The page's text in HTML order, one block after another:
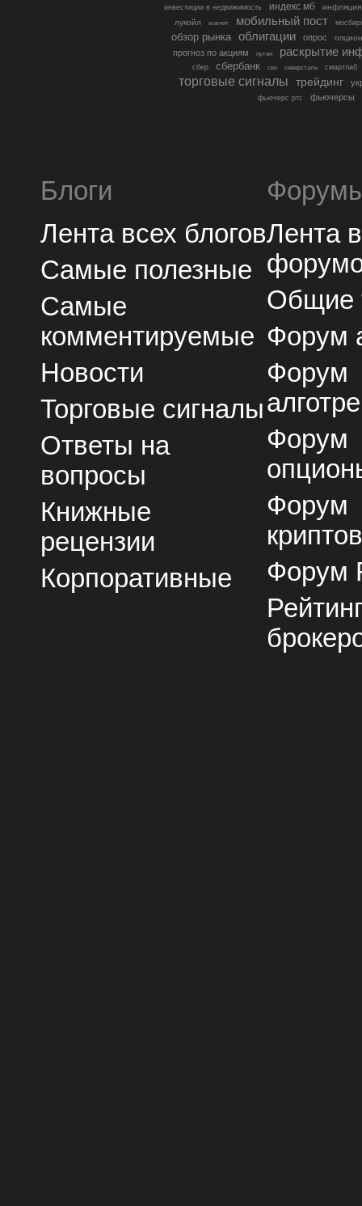
инвестиции в недвижимость индекс мб
инфляция
лукойл
магнит мобильный пост
обзор рынка облигации опрос
прогноз по акциям путин раскрытие
сбер сбербанк сво северсталь смартлаб
торговые сигналы трейдинг
фьючерс ртс фьючерсы
Блоги
Лента всех блогов
Самые полезные
Самые
комментируемые
Новости
Торговые сигналы
Ответы на
вопросы
Книжные
рецензии
Корпоративные
Лента
Общие
Форум
Форум
Форум
Форум
Форум